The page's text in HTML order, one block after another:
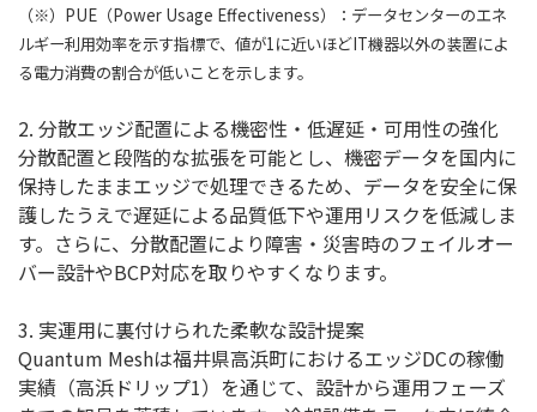
（※）PUE（Power Usage Effectiveness）：データセンターのエネ
ルギー利用効率を示す指標で、値が1に近いほどIT機器以外の装置によ
る電力消費の割合が低いことを示します。
2. 分散エッジ配置による機密性・低遅延・可用性の強化
分散配置と段階的な拡張を可能とし、機密データを国内に
保持したままエッジで処理できるため、データを安全に保
護したうえで遅延による品質低下や運用リスクを低減しま
す。さらに、分散配置により障害・災害時のフェイルオー
バー設計やBCP対応を取りやすくなります。
3. 実運用に裏付けられた柔軟な設計提案
Quantum Meshは福井県高浜町におけるエッジDCの稼働
実績（高浜ドリップ1）を通じて、設計から運用フェーズ